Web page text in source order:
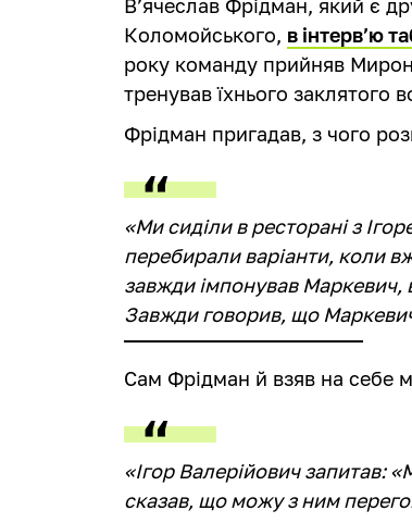
В’ячеслав Фрідман, який є
Коломойського, в інтерв’ю
року команду прийняв
тренував їхнього заклятого
Фрідман пригадав, з чого
«Ми сиділи в ресторані з
перебирали варіанти, коли
завжди імпонував Маркевич,
Завжди говорив, що
Сам Фрідман й взяв на себе
«Ігор Валерійович запитав:
сказав, що можу з ним